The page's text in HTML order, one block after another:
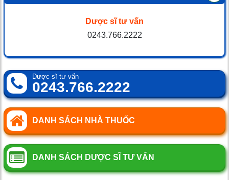
Dược sĩ tư vấn
0243.766.2222
Dược sĩ tư vấn
0243.766.2222
DANH SÁCH NHÀ THUỐC
DANH SÁCH DƯỢC SĨ TƯ VẤN